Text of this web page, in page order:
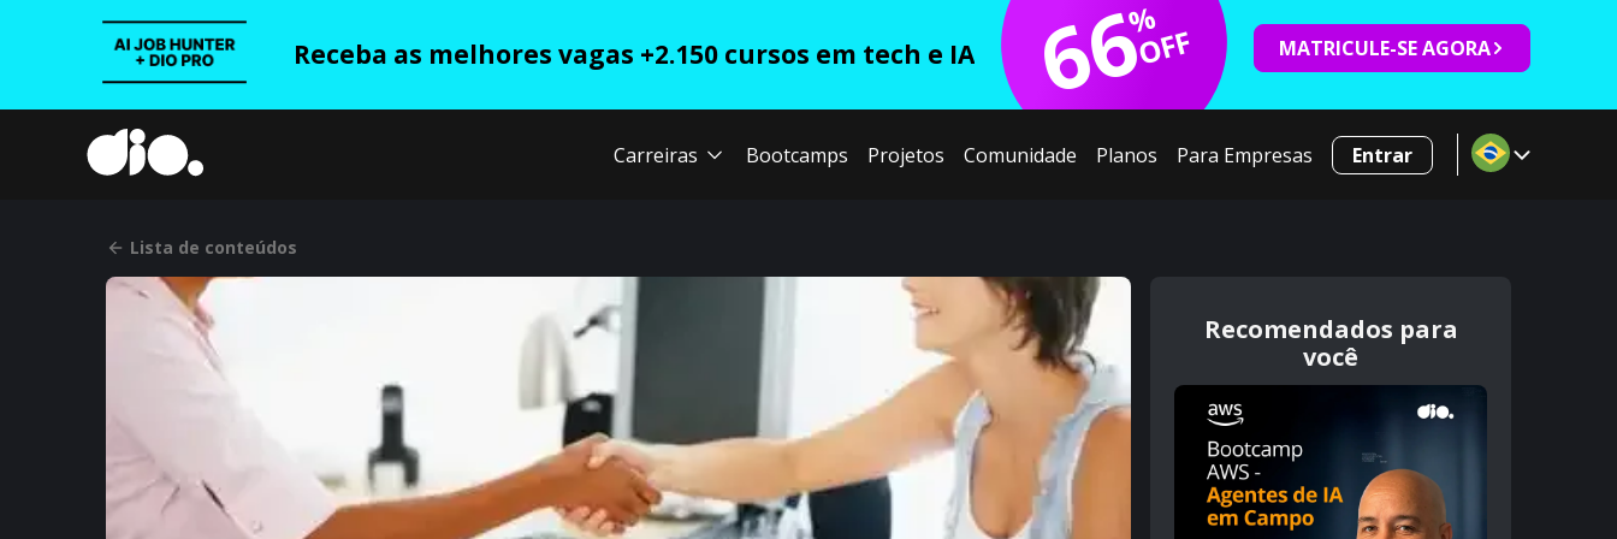
Receba as melhores vagas +2.150 cursos em tech e IA 66
%
OFF MATRICULE-SE AGORA
Carreiras Bootcamps Projetos Comunidade Planos Para Empresas Entrar
Lista de conteúdos
Recomendados para
você